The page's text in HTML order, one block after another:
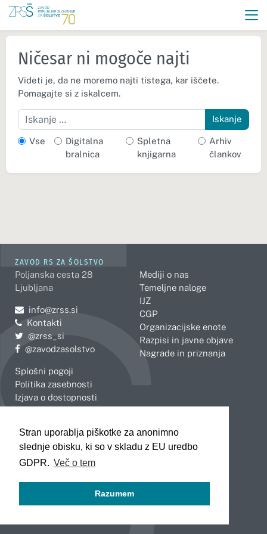
Stran uporablja piškotke za anonimno
slednje obisku, ki so v skladu z EU uredbo
GDPR. Več o tem
Razumem
Ničesar ni mogoče najti
Videti je, da ne moremo najti tistega, kar iščete.
Pomagajte si z iskalcem.
Iskanje
Vse
Digitalna
bralnica
Spletna
knjigarna
Arhiv
člankov
ZAVOD RS ZA ŠOLSTVO
Poljanska cesta 28
Ljubljana
Pošljite e-mail na
info@zrss.si
Kontakti
Pojdite na Twitter:
@zrss_si
Pojdite na Facebook:
@zavodzasolstvo
Splošni pogoji
Politika zasebnosti
Izjava o dostopnosti
Mediji o nas
Temeljne naloge
IJZ
CGP
Organizacijske enote
Razpisi in javne objave
Nagrade in priznanja
Celje
Koper
Kranj
Novo mesto
Slovenj Gradec